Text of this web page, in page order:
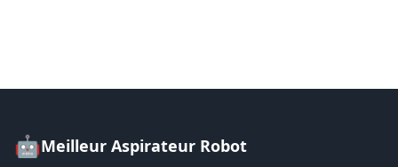
🤖Meilleur Aspirateur Robot